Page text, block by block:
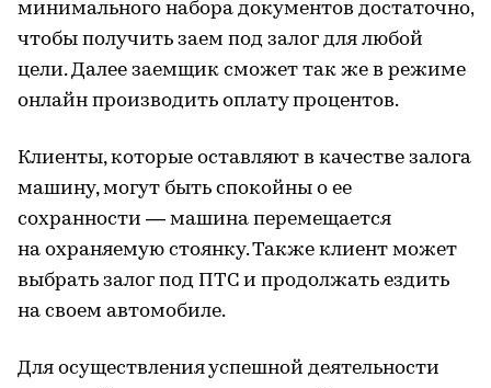
минимального набора документов достаточно,
чтобы получить заем под залог для любой
цели. Далее заемщик сможет так же в режиме
онлайн производить оплату процентов.
Клиенты, которые оставляют в качестве залога
машину, могут быть спокойны о ее
сохранности — машина перемещается
на охраняемую стоянку. Также клиент может
выбрать залог под ПТС и продолжать ездить
на своем автомобиле.
Для осуществления успешной деятельности